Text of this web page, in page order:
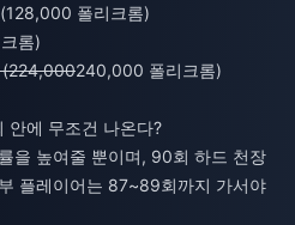
폴리크롬)
롬)
240,000 폴리크롬)
안에 무조건 나온다?
을 높여줄 뿐이며, 90회 하드 천장
플레이어는 87~89회까지 가서야